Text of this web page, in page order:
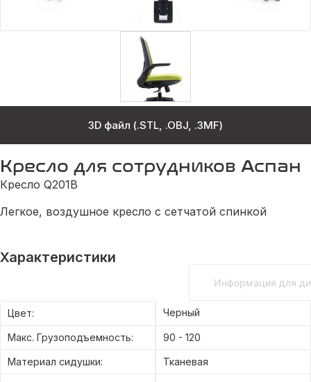
3D файл (.STL, .OBJ, .3MF)
Кресло для сотрудников Аспан
Кресло Q201B
Легкое, воздушное кресло с сетчатой спинкой
Характеристики
Информация для
Цвет: Черный
Макс. Грузоподъемность: 90 - 120
Материал сидушки: Тканевая